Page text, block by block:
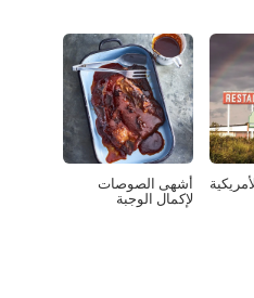
أشهى الصوصات
لإكمال الوجبة